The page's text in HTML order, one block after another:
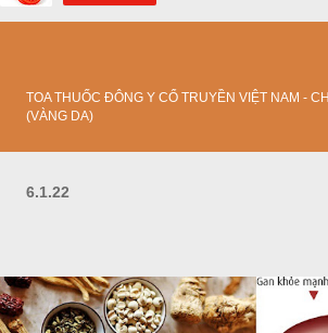
TOA THUỐC ĐÔNG Y CỔ TRUYỀN VIỆT NAM -
(VÀNG DA)
6.1.22